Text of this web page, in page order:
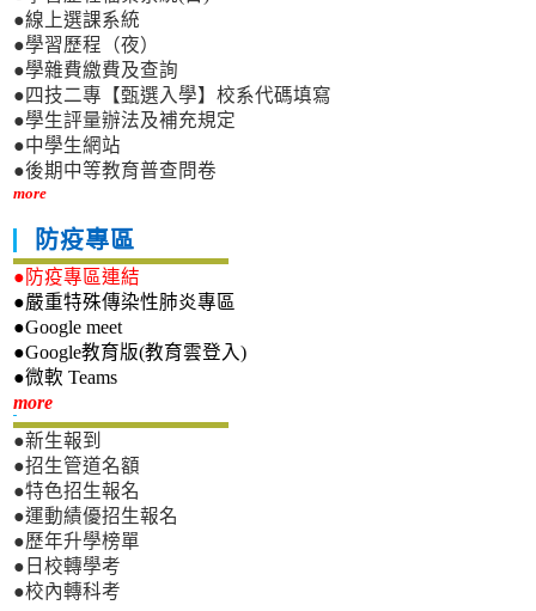
●線上選課系統
●學習歷程（夜）
●學雜費繳費及查詢
●四技二專【甄選入學】校系代碼填寫
●學生評量辦法及補充規定
●中學生網站
●後期中等教育普查問卷
more
防疫專區
●防疫專區連結
●嚴重特殊傳染性肺炎專區
●Google meet
●Google教育版(教育雲登入)
●微軟 Teams
more新生專區
●新生報到
●招生管道名額
●特色招生報名
●運動績優招生報名
●歷年升學榜單
●日校轉學考
●校內轉科考